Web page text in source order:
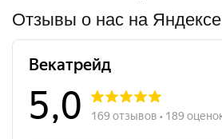
Отзывы о нас на Яндексе